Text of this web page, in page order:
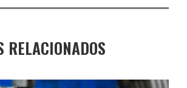
RELACIONADOS